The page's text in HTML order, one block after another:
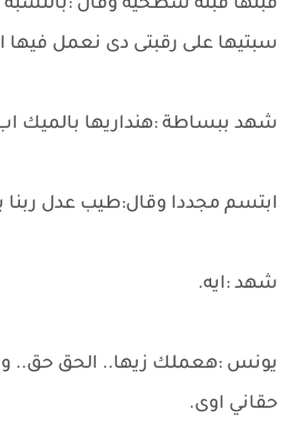
قبلها قبله سطحيه وقال :بالنسبة
سبتيها على رقبتى دى نعمل فيها
شهد ببساطة :هنداريها بالميك
ابتسم مجددا وقال:طيب عدل ربنا
شهد :ايه.
يونس :هعملك زيها.. الحق حق..
حقاني اوى.